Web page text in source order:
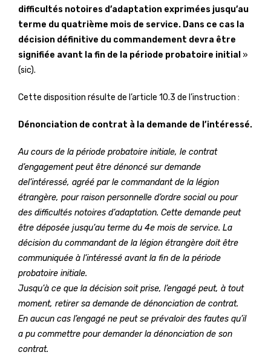
difficultés notoires d’adaptation exprimées jusqu’au
terme du quatrième mois de service. Dans ce cas la
décision définitive du commandement devra être
signifiée avant la fin de la période probatoire initial »
(sic).
Cette disposition résulte de l’article 10.3 de l’instruction :
Dénonciation de contrat à la demande de l’intéressé.
Au cours de la période probatoire initiale, le contrat
d’engagement peut être dénoncé sur demande
del’intéressé, agréé par le commandant de la légion
étrangère, pour raison personnelle d’ordre social ou pour
des difficultés notoires d’adaptation. Cette demande peut
être déposée jusqu’au terme du 4e mois de service. La
décision du commandant de la légion étrangère doit être
communiquée à l’intéressé avant la fin de la période
probatoire initiale.
Jusqu’à ce que la décision soit prise, l’engagé peut, à tout
moment, retirer sa demande de dénonciation de contrat.
En aucun cas l’engagé ne peut se prévaloir des fautes qu’il
a pu commettre pour demander la dénonciation de son
contrat.